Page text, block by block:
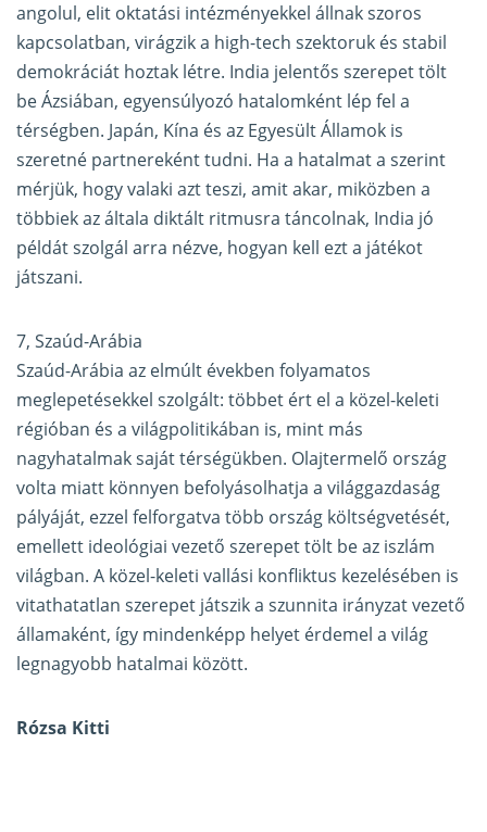
angolul, elit oktatási intézményekkel állnak szoros
kapcsolatban, virágzik a high-tech szektoruk és stabil
demokráciát hoztak létre. India jelentős szerepet tölt
be Ázsiában, egyensúlyozó hatalomként lép fel a
térségben. Japán, Kína és az Egyesült Államok is
szeretné partnereként tudni. Ha a hatalmat a szerint
mérjük, hogy valaki azt teszi, amit akar, miközben a
többiek az általa diktált ritmusra táncolnak, India jó
példát szolgál arra nézve, hogyan kell ezt a játékot
játszani.
7, Szaúd-Arábia
Szaúd-Arábia az elmúlt években folyamatos
meglepetésekkel szolgált: többet ért el a közel-keleti
régióban és a világpolitikában is, mint más
nagyhatalmak saját térségükben. Olajtermelő ország
volta miatt könnyen befolyásolhatja a világgazdaság
pályáját, ezzel felforgatva több ország költségvetését,
emellett ideológiai vezető szerepet tölt be az iszlám
világban. A közel-keleti vallási konfliktus kezelésében is
vitathatatlan szerepet játszik a szunnita irányzat vezető
államaként, így mindenképp helyet érdemel a világ
legnagyobb hatalmai között.
Rózsa Kitti